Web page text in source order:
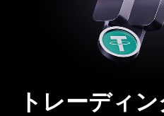
トレーディ